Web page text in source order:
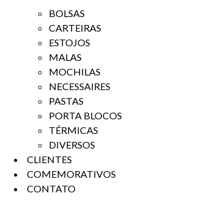
BOLSAS
CARTEIRAS
ESTOJOS
MALAS
MOCHILAS
NECESSAIRES
PASTAS
PORTA BLOCOS
TÉRMICAS
DIVERSOS
CLIENTES
COMEMORATIVOS
CONTATO